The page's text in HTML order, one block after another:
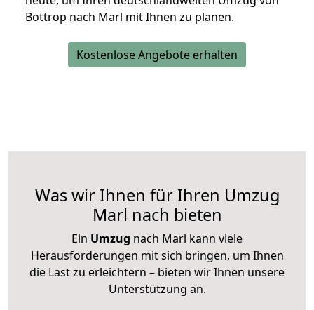
Bottrop nach Marl mit Ihnen zu planen.
Kostenlose Angebote erhalten
Was wir Ihnen für Ihren Umzug
Marl nach bieten
Ein Umzug nach Marl kann viele
Herausforderungen mit sich bringen, um Ihnen
die Last zu erleichtern – bieten wir Ihnen unsere
Unterstützung an.